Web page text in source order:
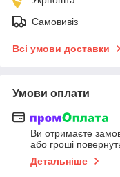
Самовивіз
Всі умови доставки
Умови оплати
Ви отримаєте
або гроші
Детальніше